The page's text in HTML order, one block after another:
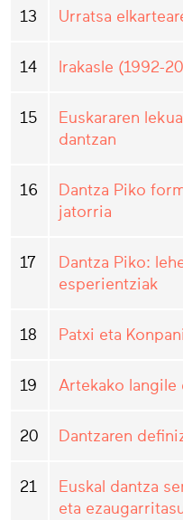
13 Urratsa
14 Irakasle (1992-
15
Euskararen
dantzan
16
Dantza Piko
jatorria
17
Dantza Piko:
esperientziak
18 Patxi eta
19 Artekako langile
20 Dantzaren
21
Euskal dantza
eta